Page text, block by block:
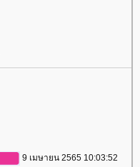
9 เมษายน 2565 10:03:52